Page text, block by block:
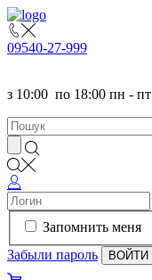
09540-27-999
з 10:00 по 18:00 пн - пт
Запомнить меня
Забыли пароль